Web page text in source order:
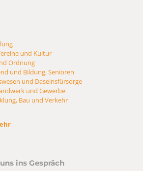
und Kultur
Ordnung
und Bildung, Senioren
und Daseinsfürsorge
und Gewerbe
Bau und Verkehr
ins Gespräch